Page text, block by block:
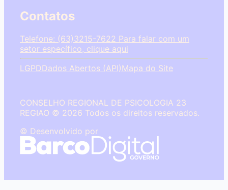
Contatos
Telefone: (63)3215-7622 Para falar com um
setor específico, clique aqui
LGPDDados Abertos (API)Mapa do Site
CONSELHO REGIONAL DE PSICOLOGIA 23
REGIAO © 2026 Todos os direitos reservados.
© Desenvolvido por